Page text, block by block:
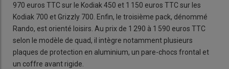
970 euros TTC sur le Kodiak 450 et 1 150 euros TTC sur les
Kodiak 700 et Grizzly 700. Enfin, le troisième pack, dénommé
Rando, est orienté loisirs. Au prix de 1 290 à 1 590 euros TTC
selon le modèle de quad, il intègre notamment plusieurs
plaques de protection en aluminium, un pare-chocs frontal et
un coffre avant rigide.